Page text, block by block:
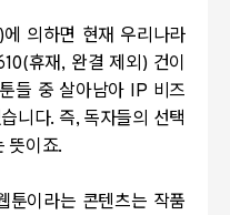
에 의하면 현재 우리나라
휴재 , 완결 제외 ) 건이
들 중 살아남아 IP 비즈
니다. 즉, 독자들의 선택
뜻이죠.
툰이라는 콘텐츠는 작품